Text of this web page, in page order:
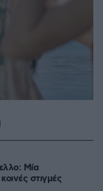
Μία
στιγμές